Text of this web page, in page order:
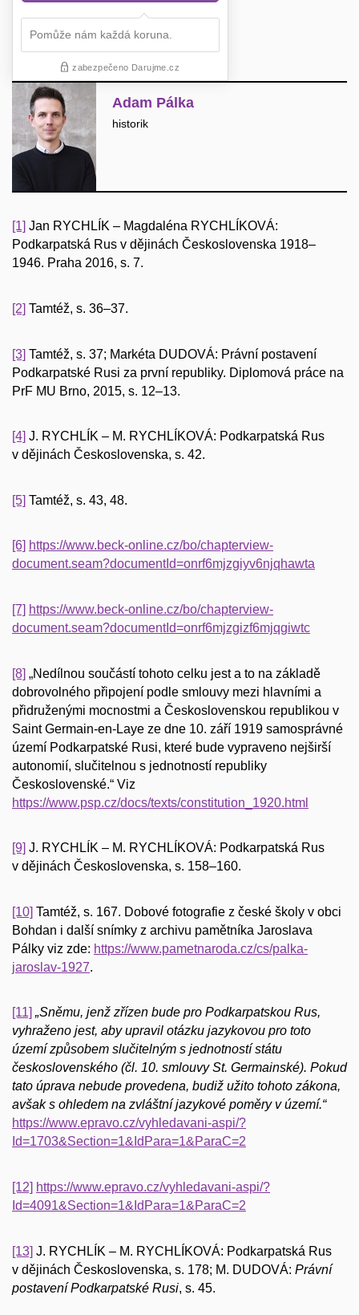
Adam Pálka
historik
[1] Jan RYCHLÍK – Magdaléna RYCHLÍKOVÁ:
Podkarpatská Rus v dějinách Československa 1918–
1946. Praha 2016, s. 7.
[2] Tamtéž, s. 36–37.
[3] Tamtéž, s. 37; Markéta DUDOVÁ: Právní postavení
Podkarpatské Rusi za první republiky. Diplomová práce na
PrF MU Brno, 2015, s. 12–13.
[4] J. RYCHLÍK – M. RYCHLÍKOVÁ: Podkarpatská Rus
v dějinách Československa, s. 42.
[5] Tamtéž, s. 43, 48.
[6] https://www.beck-online.cz/bo/chapterview-
document.seam?documentId=onrf6mjzgiyv6njqhawta
[7] https://www.beck-online.cz/bo/chapterview-
document.seam?documentId=onrf6mjzgizf6mjqgiwtc
[8] „Nedílnou součástí tohoto celku jest a to na základě
dobrovolného připojení podle smlouvy mezi hlavními a
přidruženými mocnostmi a Československou republikou v
Saint Germain-en-Laye ze dne 10. září 1919 samosprávné
území Podkarpatské Rusi, které bude vypraveno nejširší
autonomií, slučitelnou s jednotností republiky
Československé.“ Viz
https://www.psp.cz/docs/texts/constitution_1920.html
[9] J. RYCHLÍK – M. RYCHLÍKOVÁ: Podkarpatská Rus
v dějinách Československa, s. 158–160.
[10] Tamtéž, s. 167. Dobové fotografie z české školy v obci
Bohdan i další snímky z archivu pamětníka Jaroslava
Pálky viz zde: https://www.pametnaroda.cz/cs/palka-
jaroslav-1927.
[11] „Sněmu, jenž zřízen bude pro Podkarpatskou Rus,
vyhraženo jest, aby upravil otázku jazykovou pro toto
území způsobem slučitelným s jednotností státu
československého (čl. 10. smlouvy St. Germainské). Pokud
tato úprava nebude provedena, budiž užito tohoto zákona,
avšak s ohledem na zvláštní jazykové poměry v území.“
https://www.epravo.cz/vyhledavani-aspi/?
Id=1703&Section=1&IdPara=1&ParaC=2
[12] https://www.epravo.cz/vyhledavani-aspi/?
Id=4091&Section=1&IdPara=1&ParaC=2
[13] J. RYCHLÍK – M. RYCHLÍKOVÁ: Podkarpatská Rus
v dějinách Československa, s. 178; M. DUDOVÁ: Právní
postavení Podkarpatské Rusi, s. 45.